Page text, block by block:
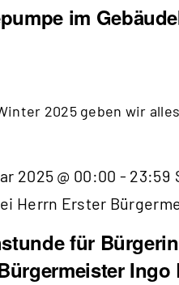
im
2025 geben wir
für
Ingo
2025 @ 00:00 - 23:59
Herrn Erster